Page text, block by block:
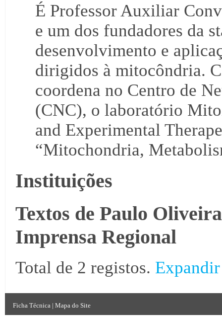
É Professor Auxiliar
e um dos fundadores da
desenvolvimento e
dirigidos à mitocôndria.
coordena no Centro de
(CNC), o laboratório
and Experimental
“Mitochondria,
Instituições
Textos de Paulo
Imprensa Regional
Total de 2 registos. Expandir
Ficha Técnica | Mapa do Site